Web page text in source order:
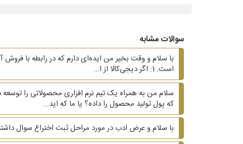
سوالات مشابه
با سلام و وقت بخیر من ایده‌ای دارم که در رابطه با
است. 1: اگر دیجی‌کالا از ا...
سلام من به همراه یک تیم نرم افزاری محصولاتی را
که پول تولید محصول را داده؟ یا ما که اید...
با سلام و عرض ادب در مورد مراحل ثبت اختراع سوال